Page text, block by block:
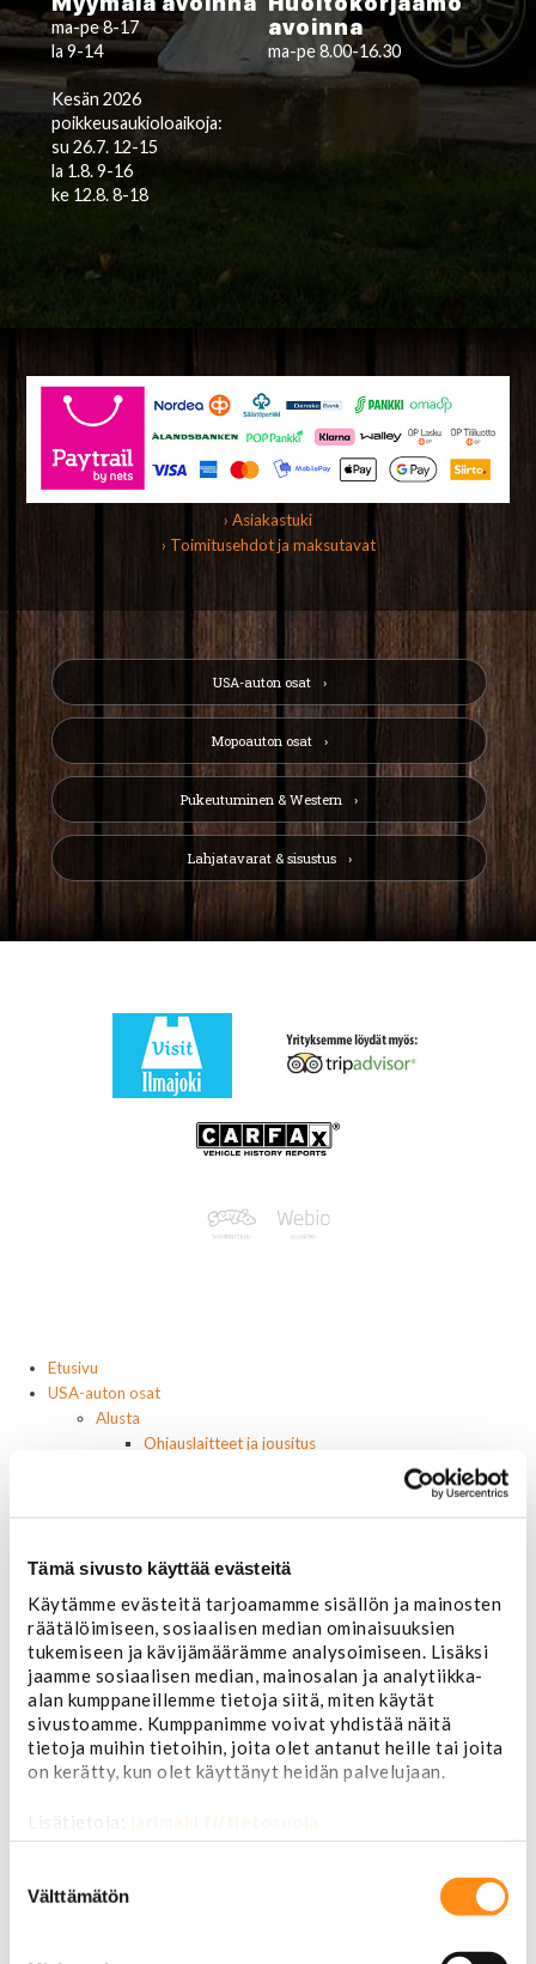
Tämä sivusto käyttää evästeitä
Käytämme evästeitä tarjoamamme sisällön ja mainosten
räätälöimiseen, sosiaalisen median ominaisuuksien
tukemiseen ja kävijämäärämme analysoimiseen. Lisäksi
jaamme sosiaalisen median, mainosalan ja analytiikka-
alan kumppaneillemme tietoja siitä, miten käytät
sivustoamme. Kumppanimme voivat yhdistää näitä
tietoja muihin tietoihin, joita olet antanut heille tai joita
on kerätty, kun olet käyttänyt heidän palvelujaan.
Lisätietoja: jarimaki.fi/tietosuoja
valinta
Välttämätön
ma-pe 8-17
la 9-14
Kesän 2026
poikkeusaukioloaikoja:
su 26.7. 12-15
la 1.8. 9-16
ke 12.8. 8-18
avoinna
ma-pe 8.00-16.30
› Asiakastuki
› Toimitusehdot ja maksutavat
USA-auton osat
Mopoauton osat
Pukeutuminen & Western
Lahjatavarat & sisustus
Etusivu
USA-auton osat
Alusta
Ohjauslaitteet ja jousitus
Tukivarret
Puslat
Iskunvaimentimet ja jouset
Ohjausvaihteet ja osat
Autonhoito
Vahat ja autonhoito
Työkalut ja tarvikkeet
Ruuvit ja mutterit
Huolto-osat ja tarvikkeet
Jarru-osat
Jarrupalat (taakse)
Jarrukengät